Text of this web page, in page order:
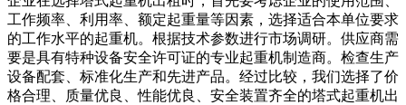
工作频率、利用率、额定起重量等因素，选择适合本单位要求
的工作水平的起重机。根据技术参数进行市场调研。供应商需
要是具有特种设备安全许可证的专业起重机制造商。检查生产
设备配套、标准化生产和先进产品。经过比较，我们选择了价
格合理、质量优良、性能优良、安全装置齐全的塔式起重机出